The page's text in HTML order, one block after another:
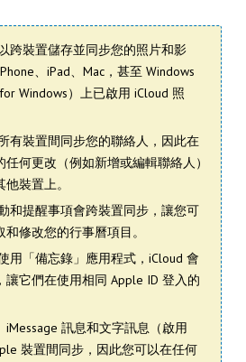
跨裝置儲存並同步您的照片和影
、iPad、Mac，甚至 Windows
Windows）上已啟用 iCloud 照
有裝置間同步您的聯絡人，因此在
何更改（例如新增或編輯聯絡人）
裝置上。
和提醒事項會跨裝置同步，讓您可
修改您的行事曆項目。
用「備忘錄」應用程式，iCloud 會
讓它們在使用相同 Apple ID 登入的
iMessage 訊息和文字訊息（啟用
裝置間同步，因此您可以在任何